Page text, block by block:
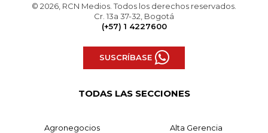
© 2026, RCN Medios. Todos los derechos reservados.
Cr. 13a 37-32, Bogotá
(+57) 1 4227600
SUSCRÍBASE
TODAS LAS SECCIONES
Agronegocios Alta Gerencia